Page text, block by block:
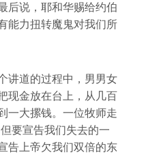
后说，耶和华赐给约伯
能力扭转魔鬼对我们所
讲道的过程中，男男女
现金放在台上，从几百
一大摞钱。一位牧师走
要宣告我们失去的一
告上帝欠我们双倍的东